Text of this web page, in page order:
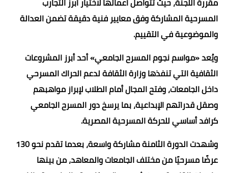
المسرحية المشاركة وفق معايير فنية دقيقة تضمن العدالة
والموضوعية في التقييم.
ويُعد «مواسم نجوم المسرح الجامعي» أحد أبرز المشروعات
الثقافية التي تنفذها وزارة الثقافة لدعم الحراك المسرحي
داخل الجامعات، وفتح المجال أمام الطلاب لإبراز مواهبهم
وصقل قدراتهم الإبداعية، بما يرسخ دور المسرح الجامعي
كرافد أساسي للحركة المسرحية المصرية.
وشهدت الدورة الثامنة مشاركة واسعة، بعدما تقدم نحو 130
عرضًا مسرحيًا من مختلف الجامعات والمعاهد، من بينها